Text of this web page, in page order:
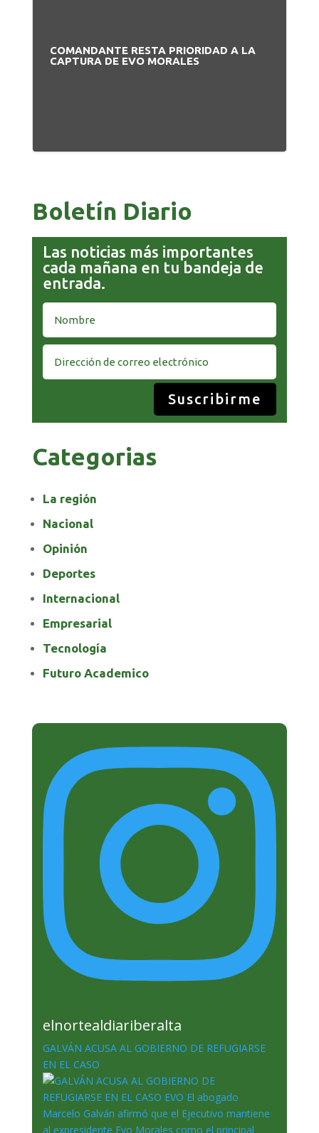
COMANDANTE RESTA PRIORIDAD A LA
CAPTURA DE EVO MORALES
Boletín Diario
Las noticias más importantes
cada mañana en tu bandeja de
entrada.
Suscribirme
Categorias
La región
Nacional
Opinión
Deportes
Internacional
Empresarial
Tecnología
Futuro Academico
elnortealdiariberalta
GALVÁN ACUSA AL GOBIERNO DE REFUGIARSE
EN EL CASO